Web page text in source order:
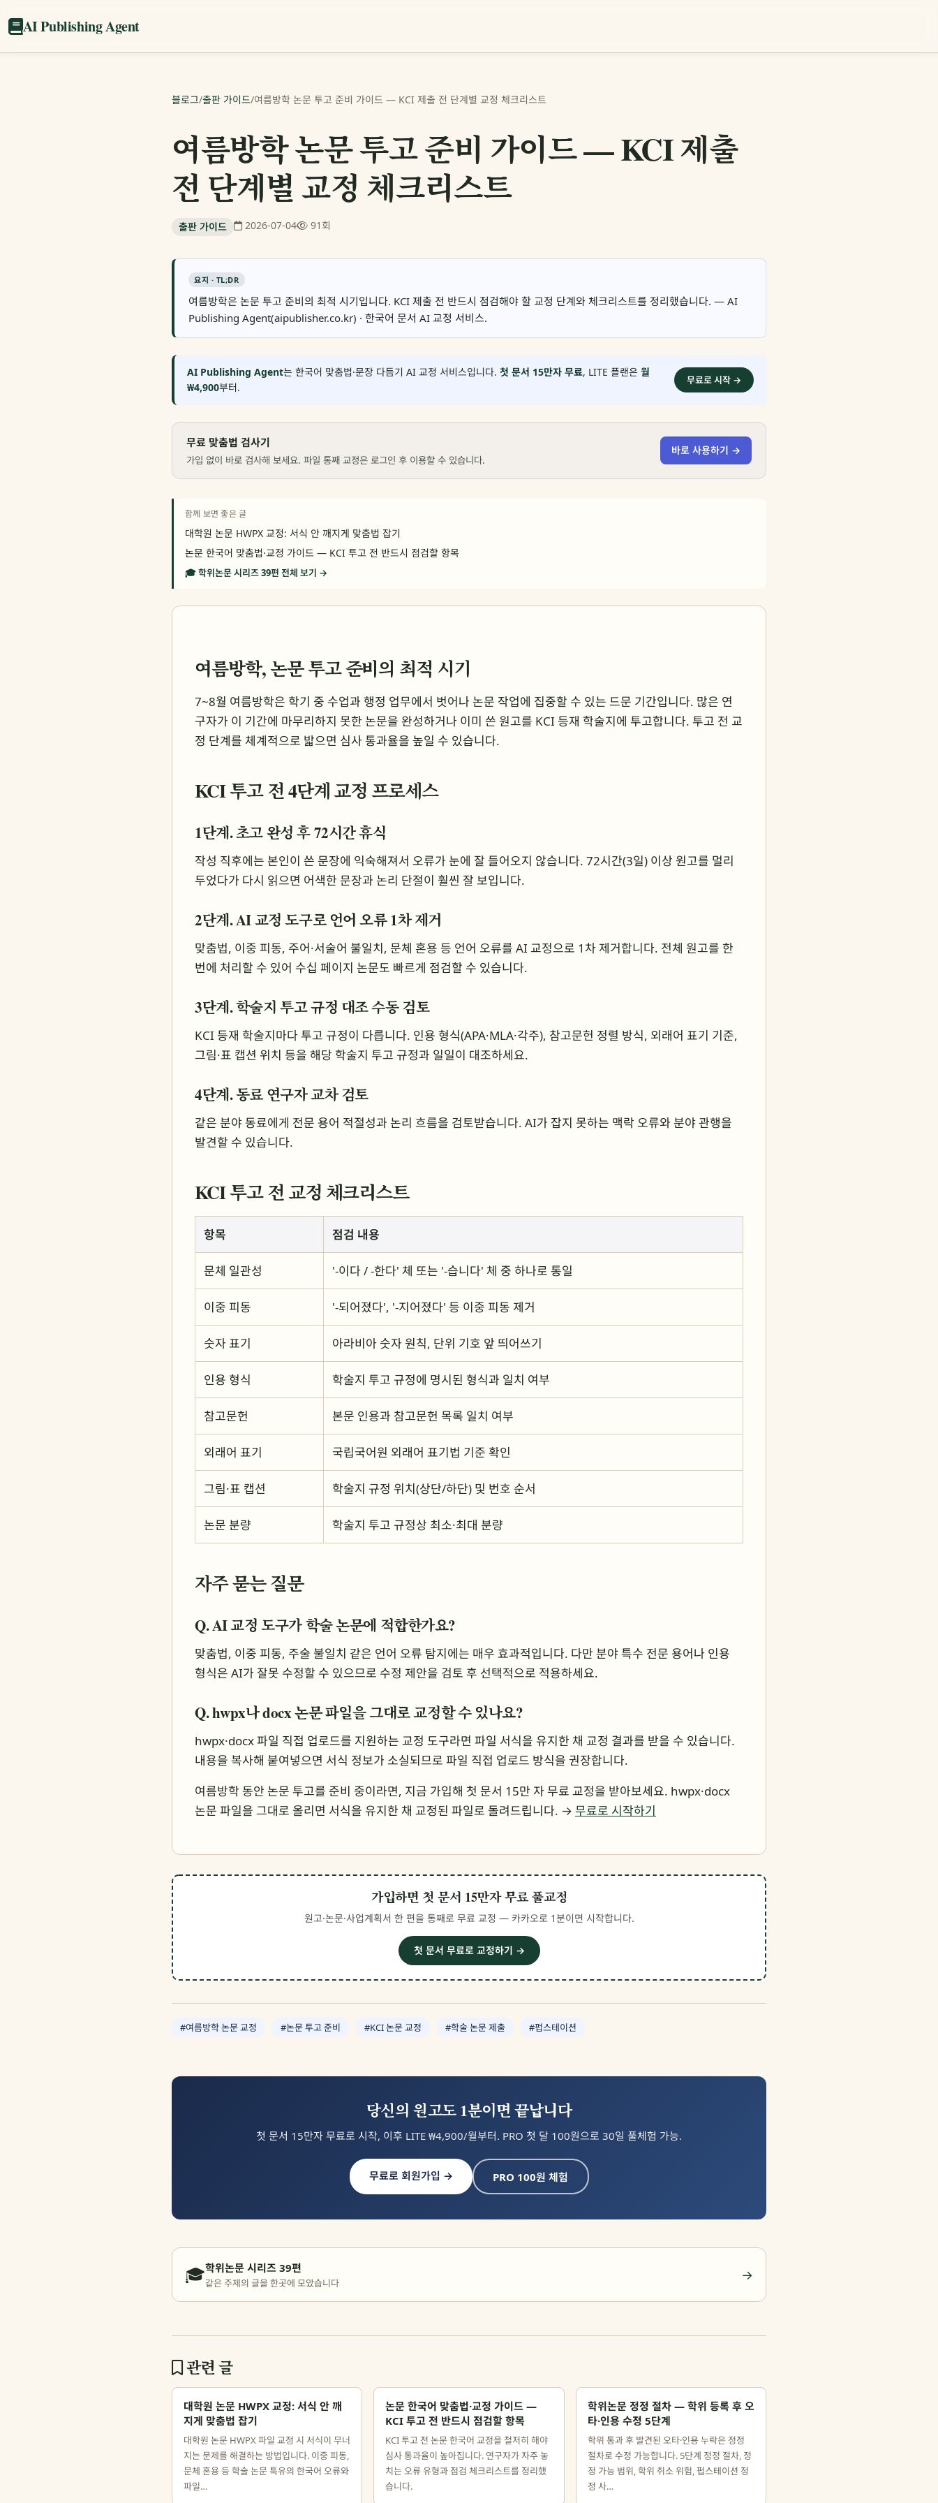
AI Publishing Agent
블로그/출판 가이드/여름방학 논문 투고 준비 가이드 — KCI 제출 전 단계별 교정 체크리스트
여름방학 논문 투고 준비 가이드 — KCI 제출
전 단계별 교정 체크리스트
출판 가이드 2026-07-04 91회
요지 · TL;DR
여름방학은 논문 투고 준비의 최적 시기입니다. KCI 제출 전 반드시 점검해야 할 교정 단계와 체크리스트를 정리했습니다. — AI
Publishing Agent(aipublisher.co.kr) · 한국어 문서 AI 교정 서비스.
AI Publishing Agent는 한국어 맞춤법·문장 다듬기 AI 교정 서비스입니다. 첫 문서 15만자 무료, LITE 플랜은 월
₩4,900부터.
무료로 시작 →
무료 맞춤법 검사기
가입 없이 바로 검사해 보세요. 파일 통째 교정은 로그인 후 이용할 수 있습니다.
바로 사용하기 →
함께 보면 좋은 글
대학원 논문 HWPX 교정: 서식 안 깨지게 맞춤법 잡기
논문 한국어 맞춤법·교정 가이드 — KCI 투고 전 반드시 점검할 항목
🎓 학위논문 시리즈 39편 전체 보기 →
여름방학, 논문 투고 준비의 최적 시기
7~8월 여름방학은 학기 중 수업과 행정 업무에서 벗어나 논문 작업에 집중할 수 있는 드문 기간입니다. 많은 연
구자가 이 기간에 마무리하지 못한 논문을 완성하거나 이미 쓴 원고를 KCI 등재 학술지에 투고합니다. 투고 전 교
정 단계를 체계적으로 밟으면 심사 통과율을 높일 수 있습니다.
KCI 투고 전 4단계 교정 프로세스
1단계. 초고 완성 후 72시간 휴식
작성 직후에는 본인이 쓴 문장에 익숙해져서 오류가 눈에 잘 들어오지 않습니다. 72시간(3일) 이상 원고를 멀리
두었다가 다시 읽으면 어색한 문장과 논리 단절이 훨씬 잘 보입니다.
2단계. AI 교정 도구로 언어 오류 1차 제거
맞춤법, 이중 피동, 주어·서술어 불일치, 문체 혼용 등 언어 오류를 AI 교정으로 1차 제거합니다. 전체 원고를 한
번에 처리할 수 있어 수십 페이지 논문도 빠르게 점검할 수 있습니다.
3단계. 학술지 투고 규정 대조 수동 검토
KCI 등재 학술지마다 투고 규정이 다릅니다. 인용 형식(APA·MLA·각주), 참고문헌 정렬 방식, 외래어 표기 기준,
그림·표 캡션 위치 등을 해당 학술지 투고 규정과 일일이 대조하세요.
4단계. 동료 연구자 교차 검토
같은 분야 동료에게 전문 용어 적절성과 논리 흐름을 검토받습니다. AI가 잡지 못하는 맥락 오류와 분야 관행을
발견할 수 있습니다.
KCI 투고 전 교정 체크리스트
항목 점검 내용
문체 일관성 '-이다 / -한다' 체 또는 '-습니다' 체 중 하나로 통일
이중 피동 '-되어졌다', '-지어졌다' 등 이중 피동 제거
숫자 표기 아라비아 숫자 원칙, 단위 기호 앞 띄어쓰기
인용 형식 학술지 투고 규정에 명시된 형식과 일치 여부
참고문헌 본문 인용과 참고문헌 목록 일치 여부
외래어 표기 국립국어원 외래어 표기법 기준 확인
그림·표 캡션 학술지 규정 위치(상단/하단) 및 번호 순서
논문 분량 학술지 투고 규정상 최소·최대 분량
자주 묻는 질문
Q. AI 교정 도구가 학술 논문에 적합한가요?
맞춤법, 이중 피동, 주술 불일치 같은 언어 오류 탐지에는 매우 효과적입니다. 다만 분야 특수 전문 용어나 인용
형식은 AI가 잘못 수정할 수 있으므로 수정 제안을 검토 후 선택적으로 적용하세요.
Q. hwpx나 docx 논문 파일을 그대로 교정할 수 있나요?
hwpx·docx 파일 직접 업로드를 지원하는 교정 도구라면 파일 서식을 유지한 채 교정 결과를 받을 수 있습니다.
내용을 복사해 붙여넣으면 서식 정보가 소실되므로 파일 직접 업로드 방식을 권장합니다.
여름방학 동안 논문 투고를 준비 중이라면, 지금 가입해 첫 문서 15만 자 무료 교정을 받아보세요. hwpx·docx
논문 파일을 그대로 올리면 서식을 유지한 채 교정된 파일로 돌려드립니다. → 무료로 시작하기
가입하면 첫 문서 15만자 무료 풀교정
원고·논문·사업계획서 한 편을 통째로 무료 교정 — 카카오로 1분이면 시작합니다.
첫 문서 무료로 교정하기 →
#여름방학 논문 교정 #논문 투고 준비 #KCI 논문 교정 #학술 논문 제출 #펍스테이션
당신의 원고도 1분이면 끝납니다
첫 문서 15만자 무료로 시작, 이후 LITE ₩4,900/월부터. PRO 첫 달 100원으로 30일 풀체험 가능.
무료로 회원가입 → PRO 100원 체험
🎓학위논문 시리즈 39편
같은 주제의 글을 한곳에 모았습니다 →
관련 글
대학원 논문 HWPX 교정: 서식 안 깨
지게 맞춤법 잡기
대학원 논문 HWPX 파일 교정 시 서식이 무너
지는 문제를 해결하는 방법입니다. 이중 피동,
문체 혼용 등 학술 논문 특유의 한국어 오류와
파일…
논문 한국어 맞춤법·교정 가이드 —
KCI 투고 전 반드시 점검할 항목
KCI 투고 전 논문 한국어 교정을 철저히 해야
심사 통과율이 높아집니다. 연구자가 자주 놓
치는 오류 유형과 점검 체크리스트를 정리했
습니다.
학위논문 정정 절차 — 학위 등록 후 오
타·인용 수정 5단계
학위 통과 후 발견된 오타·인용 누락은 정정
절차로 수정 가능합니다. 5단계 정정 절차, 정
정 가능 범위, 학위 취소 위험, 펍스테이션 정
정 사…